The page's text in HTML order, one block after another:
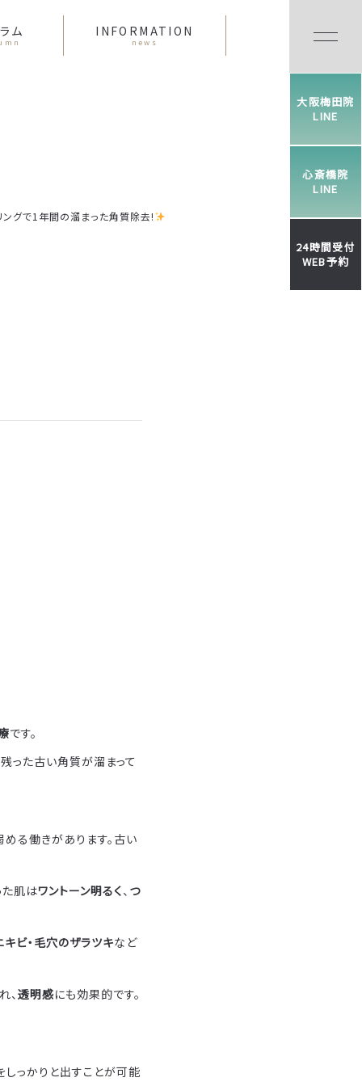
ム INFORMATION
news
大阪梅田院
LINE
心斎橋院
LINE
24時間受付
WEB予約
ングで1年間の溜まった角質除去!
です。
った古い角質が溜まって
る働きがあります。古い
た肌はワントーン明るく、 つ
キビ・毛穴のザラツキなど
、透明感にも効果的です。
っかりと出すことが可能